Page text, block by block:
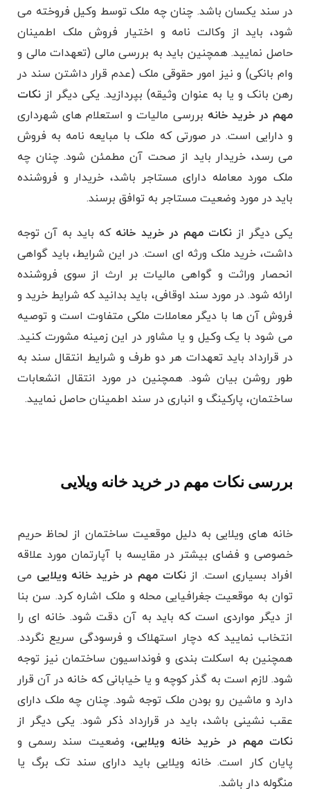
در سند یکسان باشد. چنان چه ملک توسط وکیل فروخته می
شود، باید از وکالت نامه و اختیار فروش ملک اطمینان
حاصل نمایید. همچنین باید به بررسی مالی (تعهدات مالی و
وام بانکی) و نیز امور حقوقی ملک (عدم قرار داشتن سند در
رهن بانک و یا به عنوان وثیقه) بپردازید. یکی دیگر از نکات
مهم در خرید خانه بررسی مالیات و استعلام های شهرداری
و دارایی است. در صورتی که ملک با مبایعه نامه به فروش
می رسد، خریدار باید از صحت آن مطمئن شود. چنان چه
ملک مورد معامله دارای مستاجر باشد، خریدار و فروشنده
باید در مورد وضعیت مستاجر به توافق برسند.
یکی دیگر ازنکات مهم در خرید خانه که باید به آن توجه
داشت، خرید ملک ورثه ای است. در این شرایط، باید گواهی
انحصار وراثت و گواهی مالیات بر ارث از سوی فروشنده
ارائه شود. در مورد سند اوقافی، باید بدانید که شرایط خرید و
فروش آن ها با دیگر معاملات ملکی متفاوت است و توصیه
می شود با یک وکیل و یا مشاور در این زمینه مشورت کنید.
در قرارداد باید تعهدات هر دو طرف و شرایط انتقال سند به
طور روشن بیان شود. همچنین در مورد انتقال انشعابات
ساختمان، پارکینگ و انباری در سند اطمینان حاصل نمایید.
بررسی نکات مهم در خرید خانه ویلایی
خانه های ویلایی به دلیل موقعیت ساختمان از لحاظ حریم
خصوصی و فضای بیشتر در مقایسه با آپارتمان مورد علاقه
افراد بسیاری است. ازنکات مهم در خرید خانه ویلایی می
توان به موقعیت جغرافیایی محله و ملک اشاره کرد. سن بنا
از دیگر مواردی است که باید به آن دقت شود. خانه ای را
انتخاب نمایید که دچار استهلاک و فرسودگی سریع نگردد.
همچنین به اسکلت بندی و فونداسیون ساختمان نیز توجه
شود. لازم است به گذر کوچه و یا خیابانی که خانه در آن قرار
دارد و ماشین رو بودن ملک توجه شود. چنان چه ملک دارای
عقب نشینی باشد، باید در قرارداد ذکر شود. یکی دیگر از
نکات مهم در خرید خانه ویلایی، وضعیت سند رسمی و
پایان کار است. خانه ویلایی باید دارای سند تک برگ یا
منگوله دار باشد.